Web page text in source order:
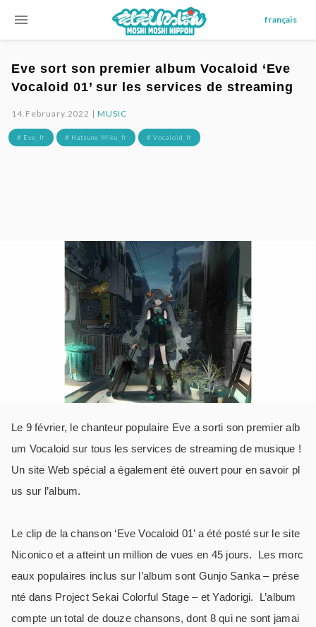
menu français
Eve sort son premier album Vocaloid ‘Eve
Vocaloid 01’ sur les services de streaming
14.February.2022 |MUSIC
# Eve_fr # Hatsune Miku_fr # Vocaloid_fr
Le 9 février, le chanteur populaire Eve a sorti son premier alb
um Vocaloid sur tous les services de streaming de musique !
Un site Web spécial a également été ouvert pour en savoir pl
us sur l’album.
Le clip de la chanson ‘Eve Vocaloid 01’ a été posté sur le site
Niconico et a atteint un million de vues en 45 jours.
Les morc
eaux populaires inclus sur l’album sont Gunjo Sanka – prése
nté dans Project Sekai Colorful Stage– etYadorigi.
L’album
compte un total de douze chansons, dont 8 qui ne sont jamai